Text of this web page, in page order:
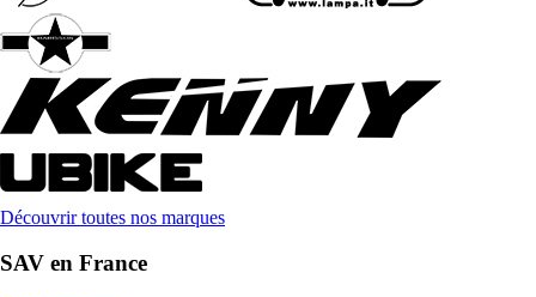
Découvrir toutes nos marques
SAV en France